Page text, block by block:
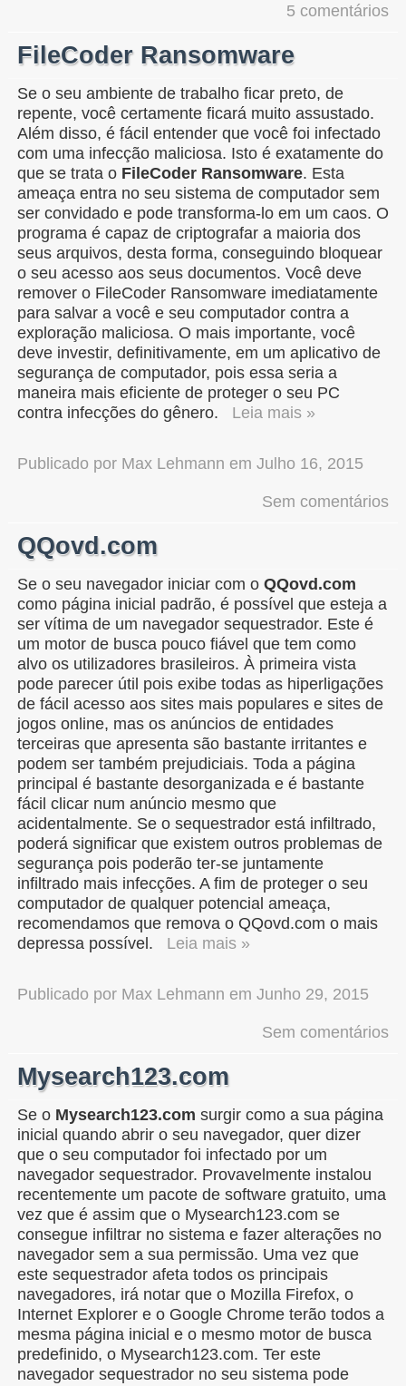
5 comentários
FileCoder Ransomware
Se o seu ambiente de trabalho ficar preto, de
repente, você certamente ficará muito assustado.
Além disso, é fácil entender que você foi infectado
com uma infecção maliciosa. Isto é exatamente do
que se trata o FileCoder Ransomware. Esta
ameaça entra no seu sistema de computador sem
ser convidado e pode transforma-lo em um caos. O
programa é capaz de criptografar a maioria dos
seus arquivos, desta forma, conseguindo bloquear
o seu acesso aos seus documentos. Você deve
remover o FileCoder Ransomware imediatamente
para salvar a você e seu computador contra a
exploração maliciosa. O mais importante, você
deve investir, definitivamente, em um aplicativo de
segurança de computador, pois essa seria a
maneira mais eficiente de proteger o seu PC
contra infecções do gênero.
Leia mais »
Publicado por Max Lehmann em Julho 16, 2015
Sem comentários
QQovd.com
Se o seu navegador iniciar com o QQovd.com
como página inicial padrão, é possível que esteja a
ser vítima de um navegador sequestrador. Este é
um motor de busca pouco fiável que tem como
alvo os utilizadores brasileiros. À primeira vista
pode parecer útil pois exibe todas as hiperligações
de fácil acesso aos sites mais populares e sites de
jogos online, mas os anúncios de entidades
terceiras que apresenta são bastante irritantes e
podem ser também prejudiciais. Toda a página
principal é bastante desorganizada e é bastante
fácil clicar num anúncio mesmo que
acidentalmente. Se o sequestrador está infiltrado,
poderá significar que existem outros problemas de
segurança pois poderão ter-se juntamente
infiltrado mais infecções. A fim de proteger o seu
computador de qualquer potencial ameaça,
recomendamos que remova o QQovd.com o mais
depressa possível.
Leia mais »
Publicado por Max Lehmann em Junho 29, 2015
Sem comentários
Mysearch123.com
Se o Mysearch123.com surgir como a sua página
inicial quando abrir o seu navegador, quer dizer
que o seu computador foi infectado por um
navegador sequestrador. Provavelmente instalou
recentemente um pacote de software gratuito, uma
vez que é assim que o Mysearch123.com se
consegue infiltrar no sistema e fazer alterações no
navegador sem a sua permissão. Uma vez que
este sequestrador afeta todos os principais
navegadores, irá notar que o Mozilla Firefox, o
Internet Explorer e o Google Chrome terão todos a
mesma página inicial e o mesmo motor de busca
predefinido, o Mysearch123.com. Ter este
navegador sequestrador no seu sistema pode